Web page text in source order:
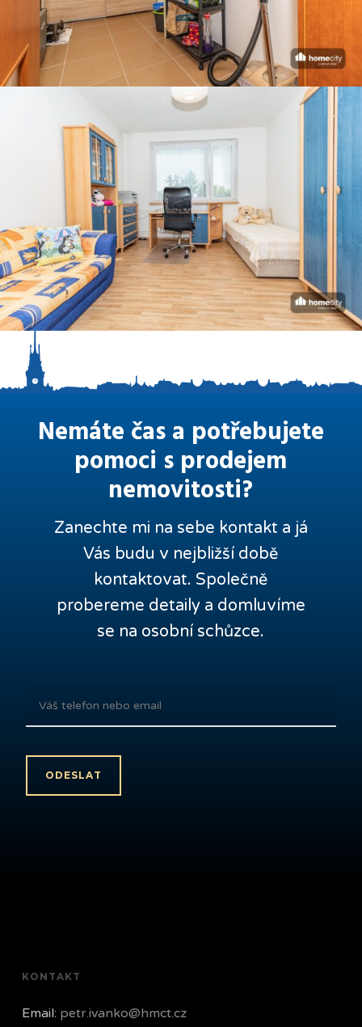
Nemáte čas a potřebujete
pomoci s prodejem
nemovitosti?
Zanechte mi na sebe kontakt a já
Vás budu v nejbližší době
kontaktovat. Společně
probereme detaily a domluvíme
se na osobní schůzce.
KONTAKT
Email: petr.ivanko@hmct.cz